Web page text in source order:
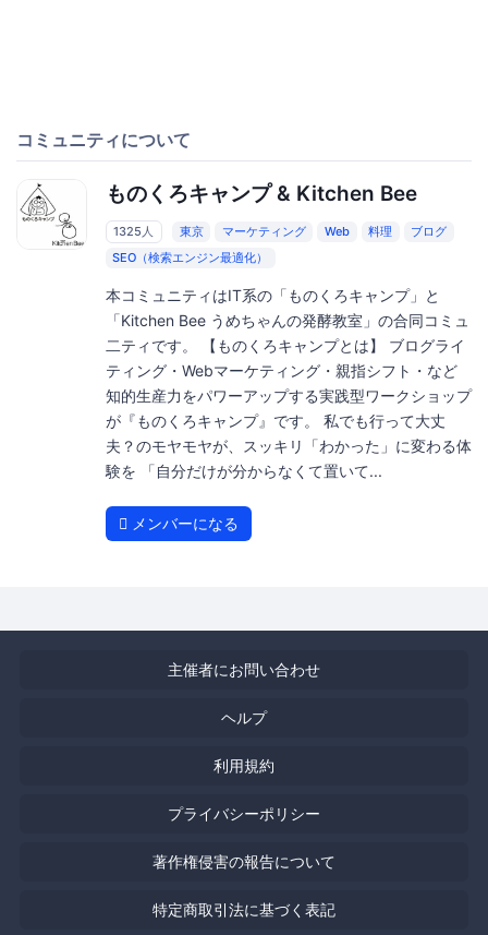
コミュニティについて
ものくろキャンプ & Kitchen Bee
1325人 東京 マーケティング Web 料理
ブログ
SEO（検索エンジン最適化）
本コミュニティはIT系の「ものくろキャンプ」と
「Kitchen Bee うめちゃんの発酵教室」の合同コミュ
二ティです。 【ものくろキャンプとは】 ブログライ
ティング・Webマーケティング・親指シフト・など
知的生産力をパワーアップする実践型ワークショップ
が『ものくろキャンプ』です。 私でも行って大丈
夫？のモヤモヤが、スッキリ「わかった」に変わる体
験を 「自分だけが分からなくて置いて...
メンバーになる
主催者にお問い合わせ
ヘルプ
利用規約
プライバシーポリシー
著作権侵害の報告について
特定商取引法に基づく表記